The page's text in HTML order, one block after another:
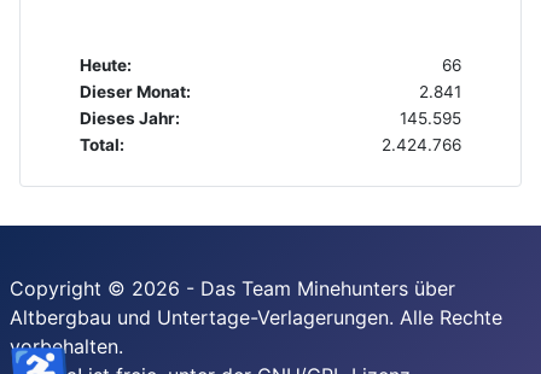
Heute:
66
Dieser Monat:
2.841
Dieses Jahr:
145.595
Total:
2.424.766
Copyright © 2026 - Das Team Minehunters über
Altbergbau und Untertage-Verlagerungen. Alle Rechte
vorbehalten.